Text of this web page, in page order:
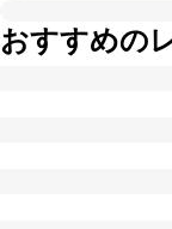
おすすめの